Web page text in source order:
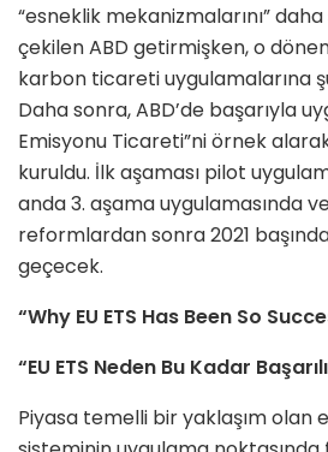
“esneklik mekanizmalarını”
çekilen ABD getirmişken, o
karbon ticareti uygulamalarına
Daha sonra, ABD’de başarıyla
Emisyonu Ticareti”ni örnek alarak
kuruldu. İlk aşaması pilot
anda 3. aşama uygulamasında
reformlardan sonra 2021
geçecek.
“Why EU ETS Has Been So
“EU ETS Neden Bu Kadar
Piyasa temelli bir yaklaşım olan